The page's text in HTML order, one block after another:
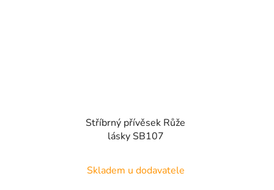
Stříbrný přívěsek Růže
lásky SB107
Skladem u dodavatele